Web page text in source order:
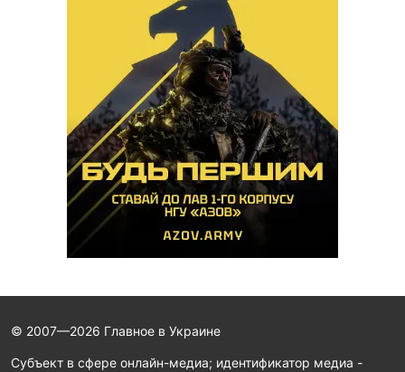
© 2007—2026 Главное в Украине
Субъект в сфере онлайн-медиа; идентификатор медиа -